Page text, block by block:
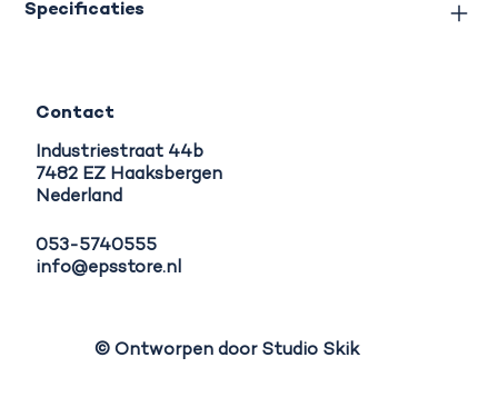
Specificaties
Contact
Industriestraat 44b
7482 EZ Haaksbergen
Nederland
053-5740555
info@epsstore.nl
© Ontworpen door Studio Skik